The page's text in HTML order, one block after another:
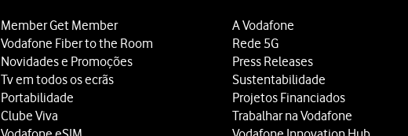
Member Get Member
Vodafone Fiber to the Room
Novidades e Promoções
Tv em todos os ecrãs
Portabilidade
Clube Viva
A Vodafone
Rede 5G
Press Releases
Sustentabilidade
Projetos Financiados
Trabalhar na Vodafone